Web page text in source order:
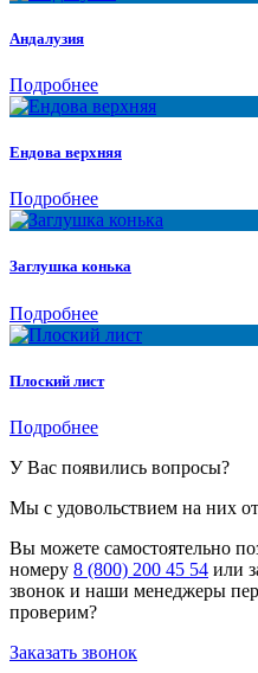
Андалузия
Подробнее
Ендова верхняя
Подробнее
Заглушка конька
Подробнее
Плоский лист
Подробнее
У Вас появились вопросы?
Мы с удовольствием на них
Вы можете самостоятельно
номеру 8 (800) 200 45 54 или
звонок и наши менеджеры
проверим?
Заказать звонок